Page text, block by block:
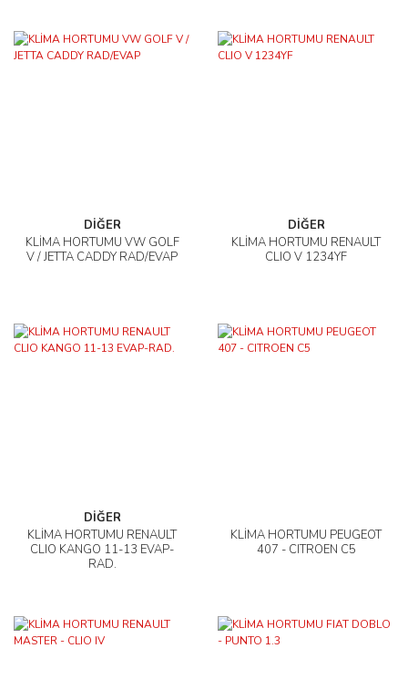
DİĞER
KLİMA HORTUMU VW GOLF
V / JETTA CADDY RAD/EVAP
DİĞER
KLİMA HORTUMU RENAULT
CLIO V 1234YF
DİĞER
KLİMA HORTUMU RENAULT
CLIO KANGO 11-13 EVAP-
RAD.
KLİMA HORTUMU PEUGEOT
407 - CITROEN C5